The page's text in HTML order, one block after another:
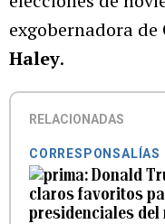
exgobernadora
Haley.
RELACIONADAS
CORRESPONSALÍAS
Donald
claros favoritos
presidenciales del